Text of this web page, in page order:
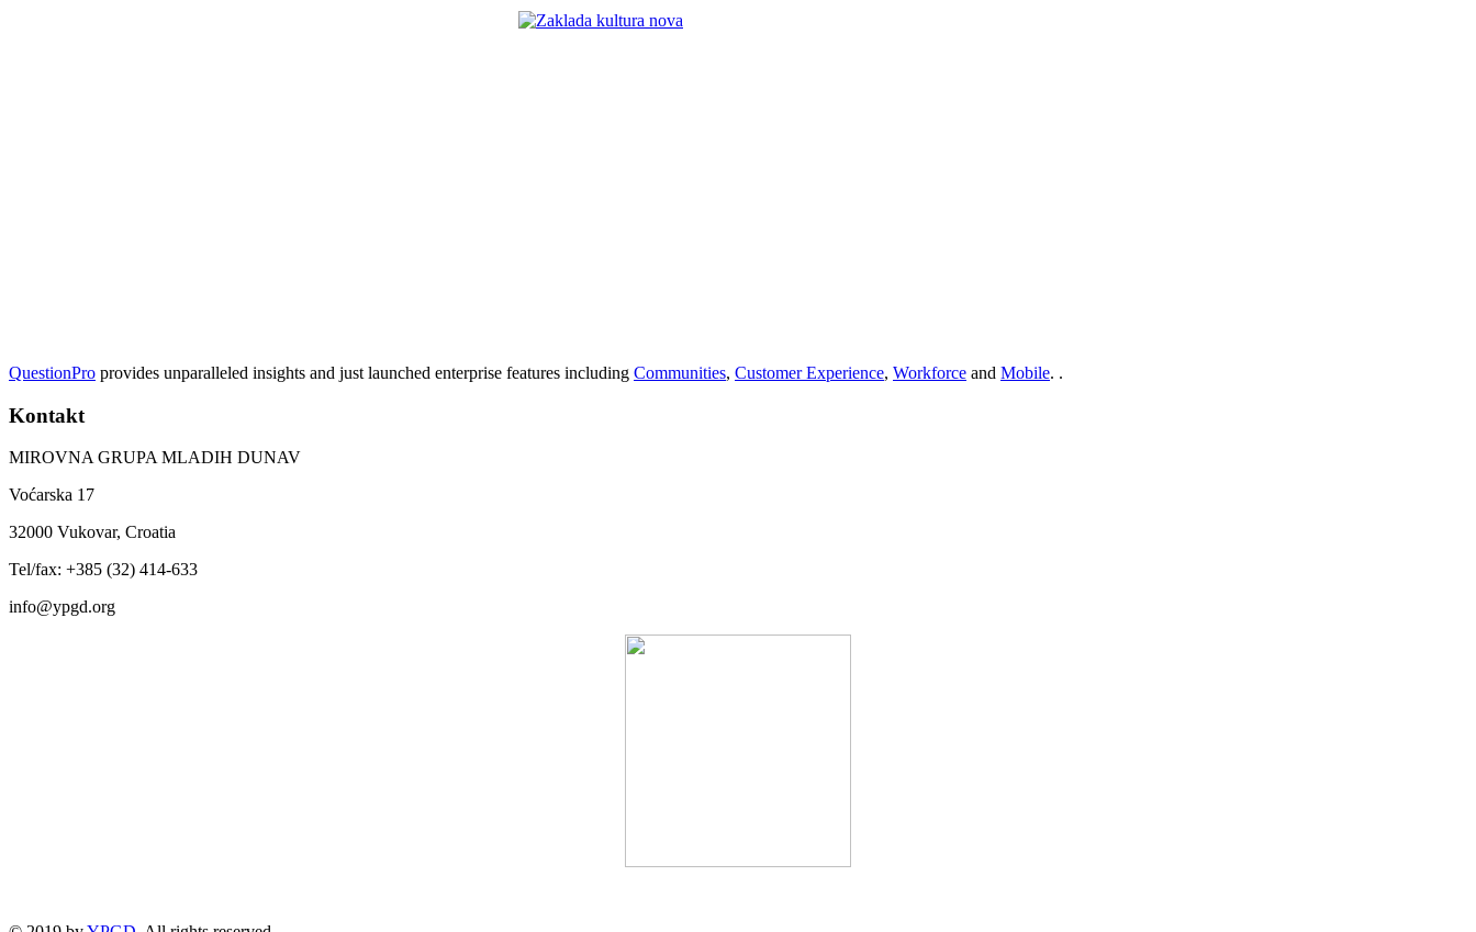
QuestionPro provides unparalleled insights and just launched enterprise features including Communities, Customer Experience, Workforce and Mobile. .
Kontakt
MIROVNA GRUPA MLADIH DUNAV
Voćarska 17
32000 Vukovar, Croatia
Tel/fax: +385 (32) 414-633
info@ypgd.org